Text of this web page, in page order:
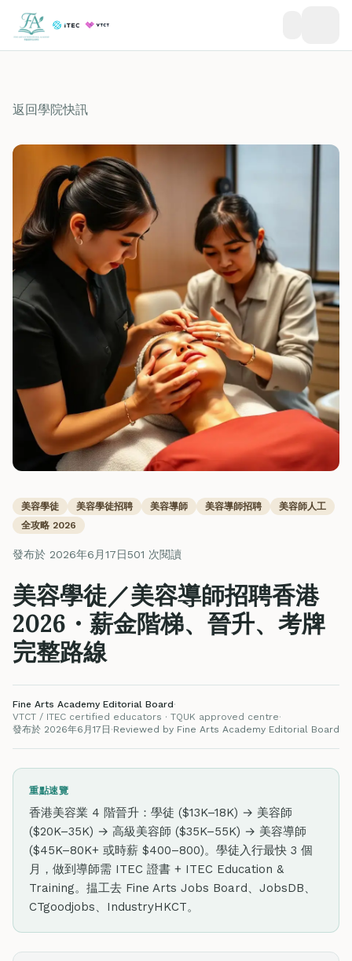
返回學院快訊
美容學徒 美容學徒招聘 美容導師 美容導師招聘
美容師人工
全攻略 2026
發布於 2026年6月17日501 次閱讀
美容學徒／美容導師招聘香港
2026・薪金階梯、晉升、考牌
完整路線
Fine Arts Academy Editorial Board·
VTCT / ITEC certified educators · TQUK approved centre·
發布於 2026年6月17日 ·Reviewed by Fine Arts Academy Editorial Board
重點速覽
香港美容業 4 階晉升：學徒 ($13K–18K) → 美容師
($20K–35K) → 高級美容師 ($35K–55K) → 美容導師
($45K–80K+ 或時薪 $400–800)。學徒入行最快 3 個
月，做到導師需 ITEC 證書 + ITEC Education &
Training。揾工去 Fine Arts Jobs Board、JobsDB、
CTgoodjobs、IndustryHKCT。